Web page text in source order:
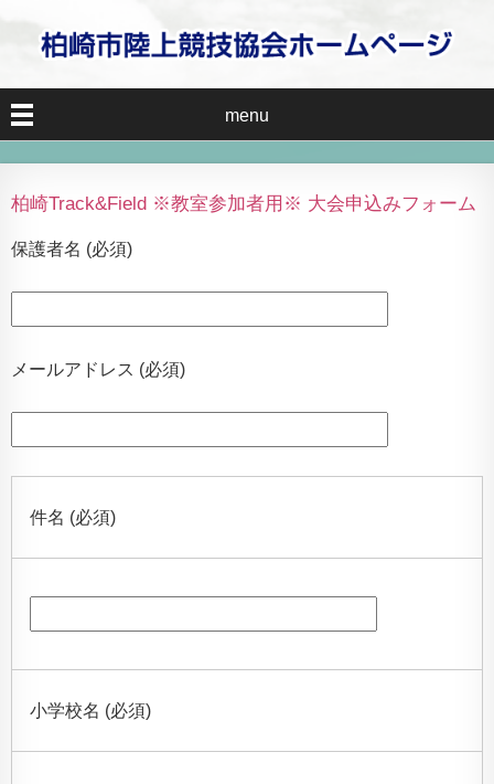
menu
柏崎Track&Field ※教室参加者用※ 大会申込みフォーム
保護者名 (必須)
メールアドレス (必須)
件名 (必須)
小学校名 (必須)